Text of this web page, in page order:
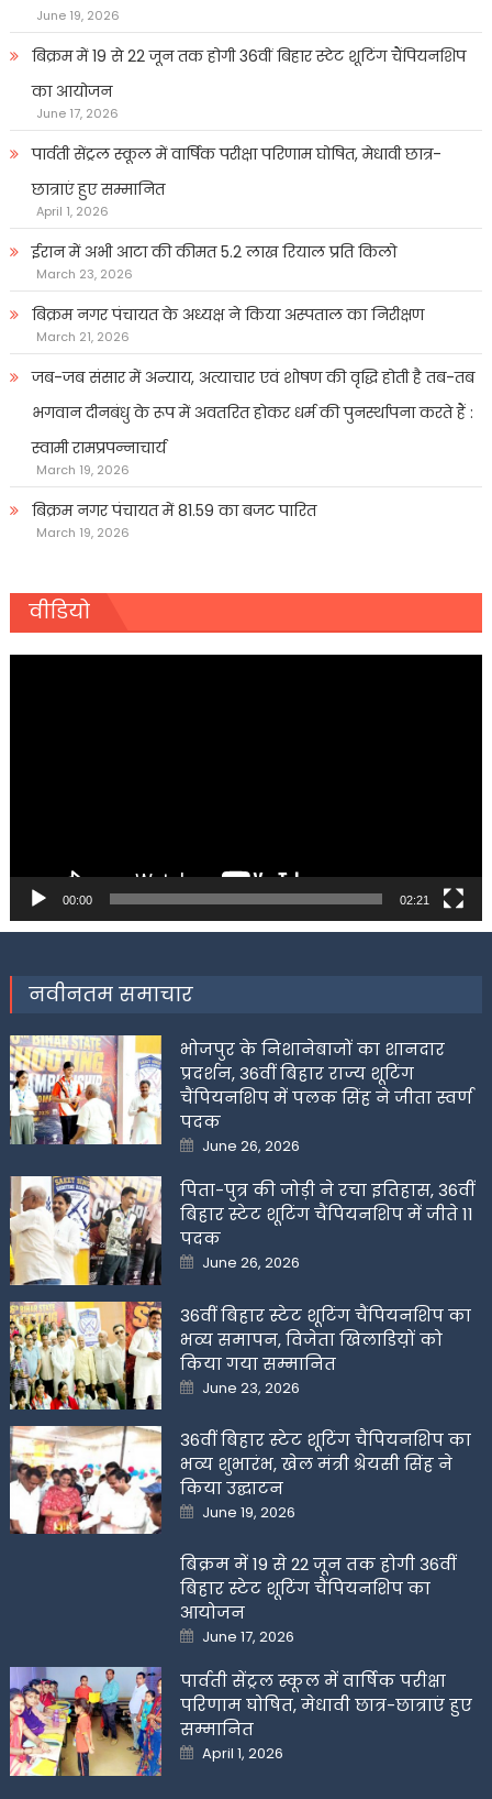
June 19, 2026
बिक्रम में 19 से 22 जून तक होगी 36वीं बिहार स्टेट शूटिंग चैंपियनशिप
का आयोजन
June 17, 2026
पार्वती सेंट्रल स्कूल में वार्षिक परीक्षा परिणाम घोषित, मेधावी छात्र-
छात्राएं हुए सम्मानित
April 1, 2026
ईरान में अभी आटा की कीमत 5.2 लाख रियाल प्रति किलो
March 23, 2026
बिक्रम नगर पंचायत के अध्यक्ष ने किया अस्पताल का निरीक्षण
March 21, 2026
जब-जब संसार में अन्याय, अत्याचार एवं शोषण की वृद्धि होती है तब-तब
भगवान दीनबंधु के रूप में अवतरित होकर धर्म की पुनर्स्थापना करते हैं :
स्वामी रामप्रपन्नाचार्य
March 19, 2026
बिक्रम नगर पंचायत में 81.59 का बजट पारित
March 19, 2026
वीडियो
00:00 02:21
नवीनतम समाचार
भोजपुर के निशानेबाजों का शानदार
प्रदर्शन, 36वीं बिहार राज्य शूटिंग
चैंपियनशिप में पलक सिंह ने जीता स्वर्ण
पदक
Posted
on
June 26, 2026
पिता-पुत्र की जोड़ी ने रचा इतिहास, 36वीं
बिहार स्टेट शूटिंग चैंपियनशिप में जीते 11
पदक
Posted
on
June 26, 2026
36वीं बिहार स्टेट शूटिंग चैंपियनशिप का
भव्य समापन, विजेता खिलाडिय़ों को
किया गया सम्मानित
Posted
on
June 23, 2026
36वीं बिहार स्टेट शूटिंग चैंपियनशिप का
भव्य शुभारंभ, खेल मंत्री श्रेयसी सिंह ने
किया उद्घाटन
Posted
on
June 19, 2026
बिक्रम में 19 से 22 जून तक होगी 36वीं
बिहार स्टेट शूटिंग चैंपियनशिप का
आयोजन
Posted
on
June 17, 2026
पार्वती सेंट्रल स्कूल में वार्षिक परीक्षा
परिणाम घोषित, मेधावी छात्र-छात्राएं हुए
सम्मानित
Posted
on
April 1, 2026